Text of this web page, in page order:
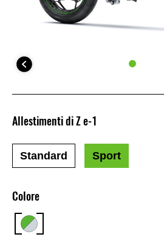
Colore
Allestimenti di Z e-1
Standard Sport